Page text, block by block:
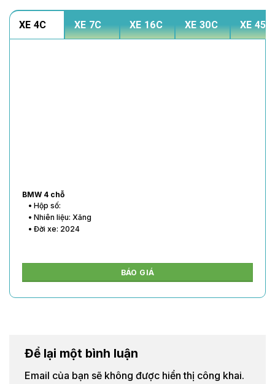
XE 4C XE 7C XE 16C XE 30C XE 45C
BMW 4 chỗ
• Hộp số:
• Nhiên liệu: Xăng
• Đời xe: 2024
BÁO GIÁ
Để lại một bình luận
Email của bạn sẽ không được hiển thị công khai.